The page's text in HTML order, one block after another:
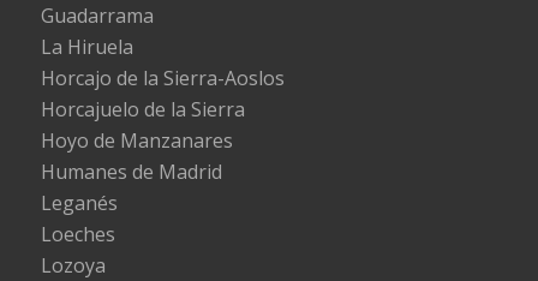
Guadarrama
La Hiruela
Horcajo de la Sierra-Aoslos
Horcajuelo de la Sierra
Hoyo de Manzanares
Humanes de Madrid
Leganés
Loeches
Lozoya